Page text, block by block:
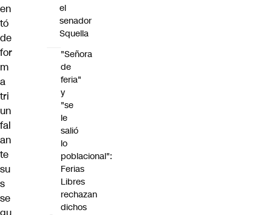
en
tó
de
for
m
a
tri
un
fal
an
te
su
s
se
el
senador
Squella
"Señora
de
feria"
y
"se
le
salió
lo
poblacional":
Ferias
Libres
rechazan
dichos